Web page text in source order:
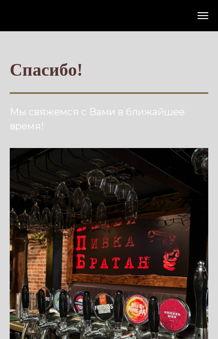
Спасибо!
Мы свяжемся с Вами в ближайшее
время!